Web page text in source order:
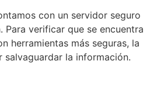
con un servidor seguro
verificar que se encuentra
herramientas más seguras, la
la información.